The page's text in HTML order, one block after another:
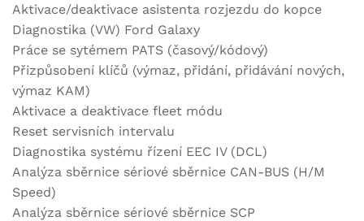
Aktivace/deaktivace asistenta rozjezdu do kopce
Diagnostika (VW) Ford Galaxy
Práce se sytémem PATS (časový/kódový)
Přizpůsobení klíčů (výmaz, přidání, přidávání nových,
výmaz KAM)
Aktivace a deaktivace fleet módu
Reset servisních intervalu
Diagnostika systému řízení EEC IV (DCL)
Analýza sběrnice sériové sběrnice CAN-BUS (H/M
Speed)
Analýza sběrnice sériové sběrnice SCP